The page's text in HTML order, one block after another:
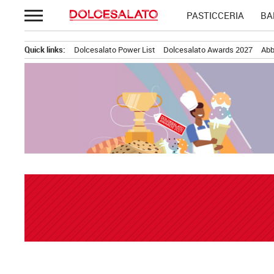
Passa
al
PASTICCERIA
Quick links: Dolcesalato Power List Dolcesalato Awards 2027